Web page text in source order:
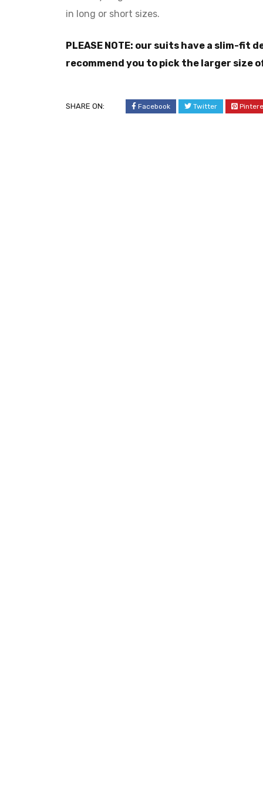
in long or short sizes.
PLEASE NOTE: our suits have a slim-fit
recommend you to pick the larger size
SHARE ON: Facebook Twitter